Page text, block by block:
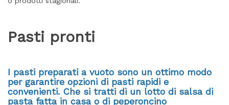
Pasti pronti
I pasti preparati a vuoto sono un ottimo modo
per garantire opzioni di pasti rapidi e
convenienti. Che si tratti di un lotto di salsa di
pasta fatta in casa o di peperoncino